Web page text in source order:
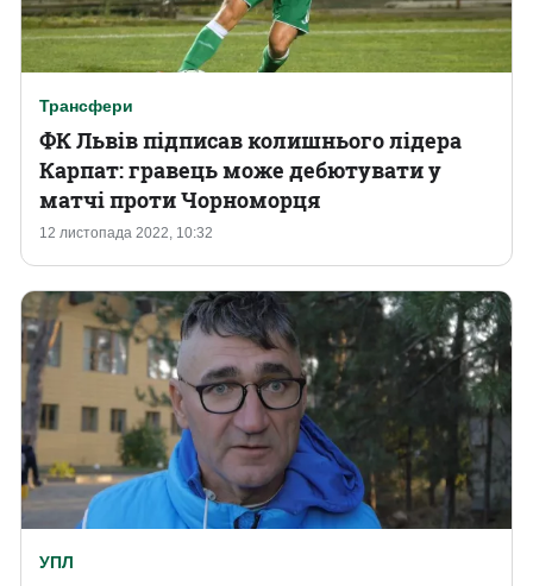
Трансфери
12 листопада 2022, 10:32
ФК Львів підписав колишнього лідера
Карпат: гравець може дебютувати у
матчі проти Чорноморця
УПЛ